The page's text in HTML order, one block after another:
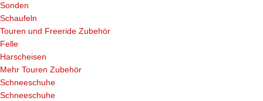
Sonden
Schaufeln
Touren und Freeride Zubehör
Felle
Harscheisen
Mehr Touren Zubehör
Schneeschuhe
Schneeschuhe